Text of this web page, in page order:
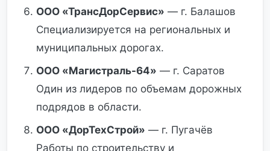
ООО «ТрансДорСервис» — г. Балашов
Специализируется на региональных и
муниципальных дорогах.
ООО «Магистраль-64» — г. Саратов
Один из лидеров по объемам дорожных
подрядов в области.
ООО «ДорТехСтрой» — г. Пугачёв
Работы по строительству и